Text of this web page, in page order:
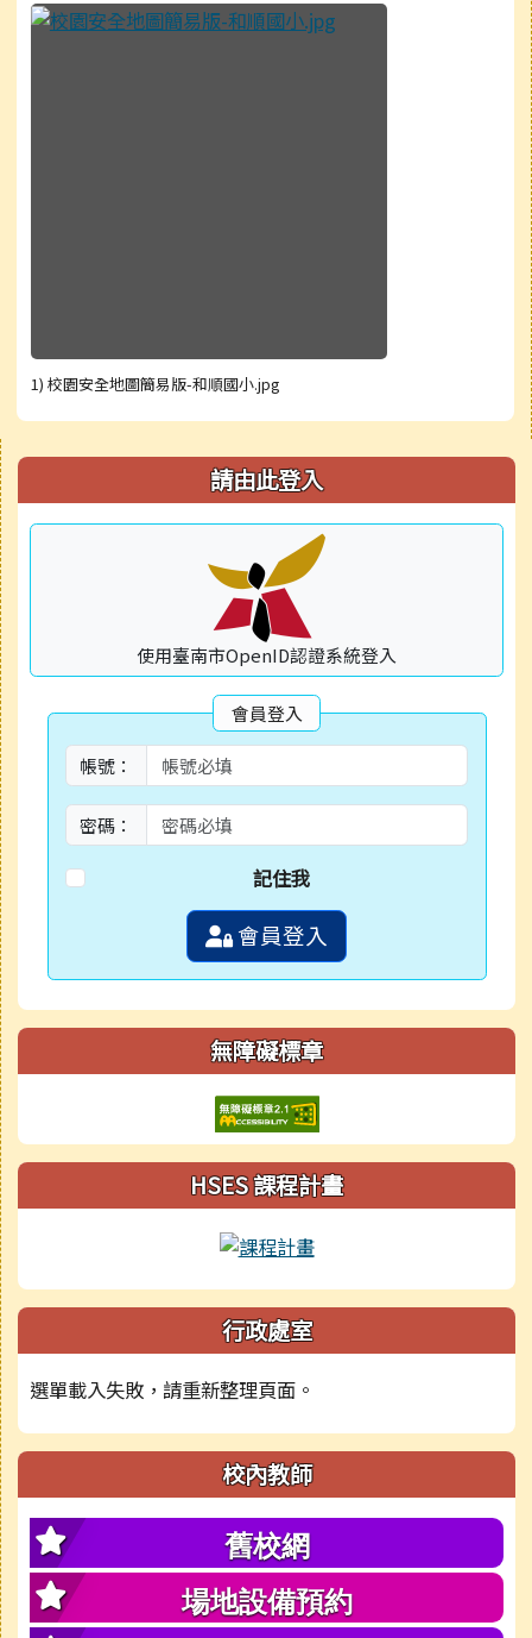
1) 校園安全地圖簡易版-和順國小.jpg
右邊區域內容 請由此登入
使用臺南市OpenID認證系統登入
會員登入
帳號：
密碼：
記住我
會員登入
無障礙標章
HSES 課程計畫
行政處室
選單載入失敗，請重新整理頁面。
校內教師
舊校網
場地設備預約